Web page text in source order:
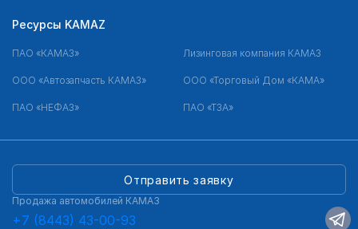
Отправить заявку
Продажа автомобилей КАМАЗ
+7 (8443) 43-00-93
Ресурсы KAMAZ
ПАО «КАМАЗ» Лизинговая компания КАМАЗ
ООО «Автозапчасть КАМАЗ» ООО «Торговый Дом «КАМА»
ПАО «НЕФАЗ» ПАО «ТЗА»